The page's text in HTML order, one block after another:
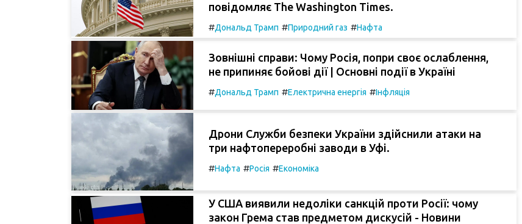
повідомляє The Washington Times.
#Дональд Трамп #Природний газ #Нафта
Зовнішні справи: Чому Росія, попри своє ослаблення,
не припиняє бойові дії | Основні події в Україні
#Дональд Трамп #Електрична енергія #Інфляція
Дрони Служби безпеки України здійснили атаки на
три нафтопереробні заводи в Уфі.
#Нафта #Росія #Економіка
У США виявили недоліки санкцій проти Росії: чому
закон Грема став предметом дискусій - Новини